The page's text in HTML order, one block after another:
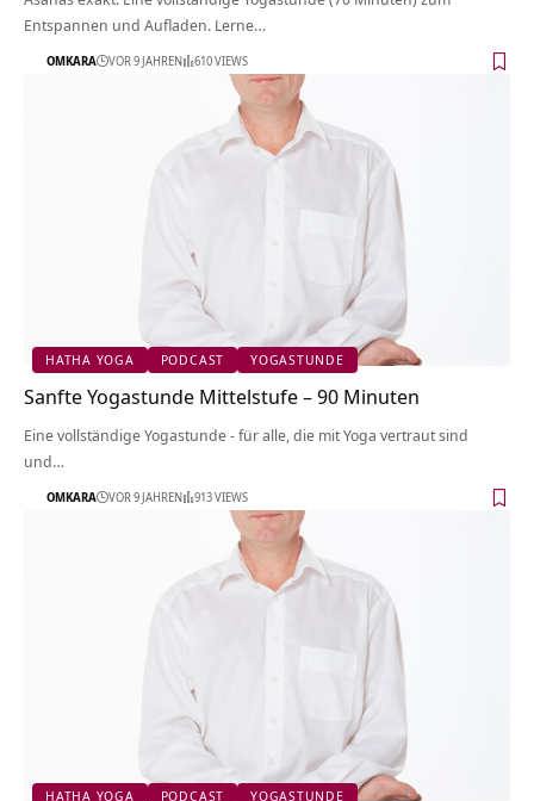
Entspannen und Aufladen. Lerne…
OMKARA VOR 9 JAHREN 610 VIEWS
HATHA YOGA PODCAST YOGASTUNDE
Sanfte Yogastunde Mittelstufe – 90 Minuten
Eine vollständige Yogastunde - für alle, die mit Yoga vertraut sind
und…
OMKARA VOR 9 JAHREN 913 VIEWS
HATHA YOGA PODCAST YOGASTUNDE